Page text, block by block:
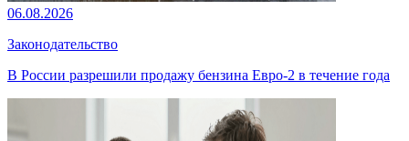
06.08.2026
Законодательство
В России разрешили продажу бензина Евро-2 в течение года